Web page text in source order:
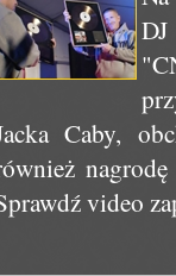
Caby,
video